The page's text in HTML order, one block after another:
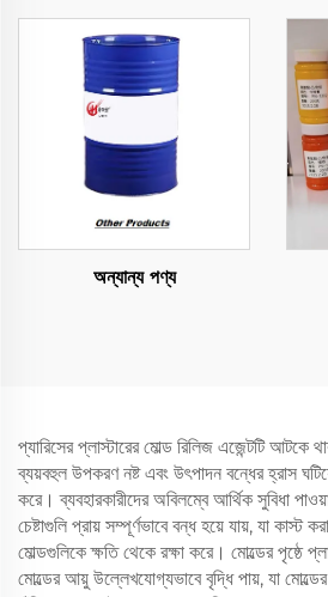
অন্যান্য পণ্য
প্যারিসের প্লাস্টারের মোল্ড রিলিজ এজেন্টটি আটকে
ব্যয়বহুল উপকরণ নষ্ট এবং উৎপাদন বন্ধের হ্রাস
করে। ব্যবহারকারীদের অবিলম্বে আর্থিক সুবিধা
চেষ্টাগুলি প্রায় সম্পূর্ণভাবে বন্ধ হয়ে যায়, যা কাস্ট
মোল্ডগুলিকে ক্ষতি থেকে রক্ষা করে। মোল্ডের পৃষ্ঠে
মোল্ডের আয়ু উল্লেখযোগ্যভাবে বৃদ্ধি পায়, যা